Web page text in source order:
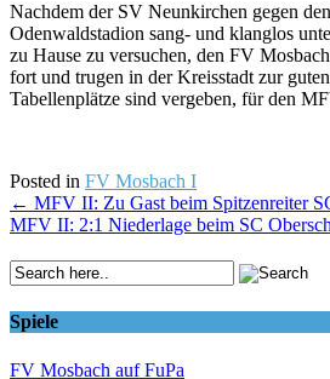
Nachdem der SV Neunkirchen gegen
Odenwaldstadion sang- und klanglos
zu Hause zu versuchen, den FV
fort und trugen in der Kreisstadt zur
Tabellenplätze sind vergeben, für den
Posted in FV Mosbach I
Post
navigation
← MFV II: Zu Gast beim Spitzenreiter
MFV II: 2:1 Niederlage beim SC
Spiele
FV Mosbach auf FuPa